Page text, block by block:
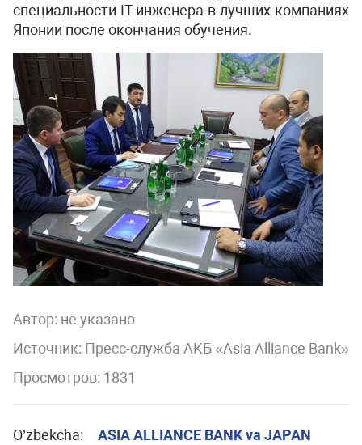
специальности IT-инженера в лучших компаниях
Японии после окончания обучения.
Автор: не указано
Источник: Пресс-служба АКБ «Asia Alliance Bank»
Просмотров: 1831
O’zbekcha:
ASIA ALLIANCE BANK va JAPAN